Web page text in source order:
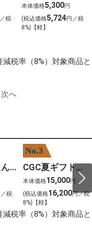
税
本体価格5,300円
(税込価格5,724円／税
8%)【軽】
税率（8%）対象商品と
次へ
6.冷凍きりたんぽセットＳ 野菜なし 2人前
／税
No.3
CGC夏ギフト【1101】和牛苑 神戸牛・三田和牛食べ比べ(680g)
本体価格15,000円
(税込価格16,200円／税
8%)【軽】
税率（8%）対象商品と